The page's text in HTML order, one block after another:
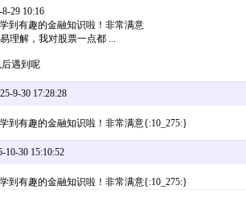
29 10:16
到有趣的金融知识啦！非常满意
理解，我对股票一点都 ...
遇到呢
9-30 17:28:28
到有趣的金融知识啦！非常满意{:10_275:}
30 15:10:52
到有趣的金融知识啦！非常满意{:10_275:}